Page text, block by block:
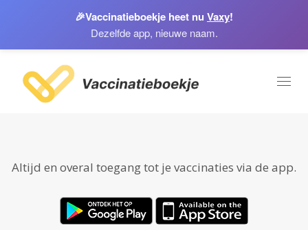
🎉Vaccinatieboekje heet nu Vaxy!
Dezelfde app, nieuwe naam.
Altijd en overal toegang tot je vaccinaties via de app.